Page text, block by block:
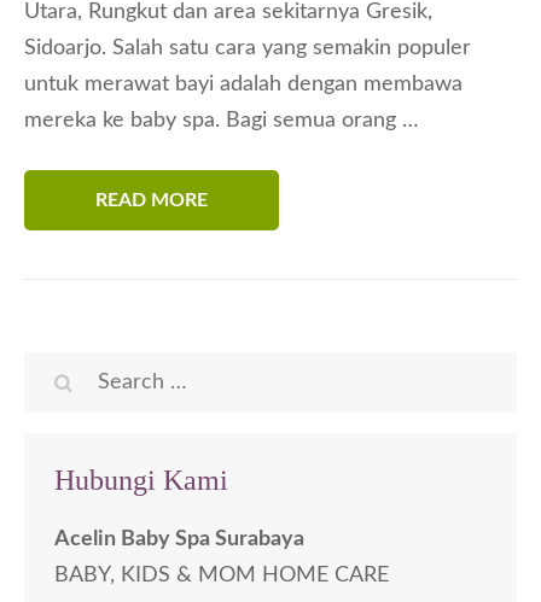
Utara, Rungkut dan area sekitarnya Gresik,
Sidoarjo. Salah satu cara yang semakin populer
untuk merawat bayi adalah dengan membawa
mereka ke baby spa. Bagi semua orang …
READ MORE
Search
Hubungi Kami
Acelin Baby Spa Surabaya
BABY, KIDS & MOM HOME CARE